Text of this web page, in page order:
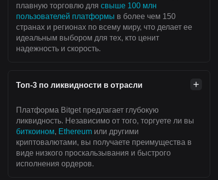
плавную торговлю для свыше 100 млн
пользователей платформы в более чем 150
странах и регионах по всему миру, что делает ее
идеальным выбором для тех, кто ценит
надежность и скорость.
Топ-3 по ликвидности в отрасли
Платформа Bitget предлагает глубокую
ликвидность. Независимо от того, торгуете ли вы
биткоином, Ethereum или другими
криптовалютами, вы получаете преимущества в
виде низкого проскальзывания и быстрого
исполнения ордеров.